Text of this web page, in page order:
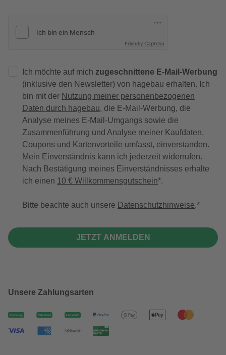
Friendly Captcha
Ich möchte auf mich zugeschnittene E-Mail-Werbung
(inklusive den Newsletter) von hagebau erhalten. Ich
bin mit der Nutzung meiner personenbezogenen
Daten durch hagebau, die E-Mail-Werbung, die
Analyse meines E-Mail-Umgangs sowie die
Zusammenführung und Analyse meiner Kaufdaten,
Coupons und Kartenvorteile umfasst, einverstanden.
Mein Einverständnis kann ich jederzeit widerrufen.
Nach Bestätigung meines Einverständnisses erhalte
ich einen 10 € Willkommensgutschein*.
Bitte beachte auch unsere Datenschutzhinweise.
JETZT ANMELDEN
Unsere Zahlungsarten